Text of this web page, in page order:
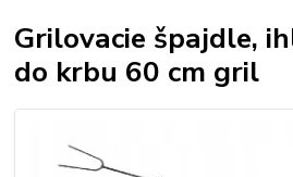
Grilovacie špajdle,
do krbu 60 cm gril